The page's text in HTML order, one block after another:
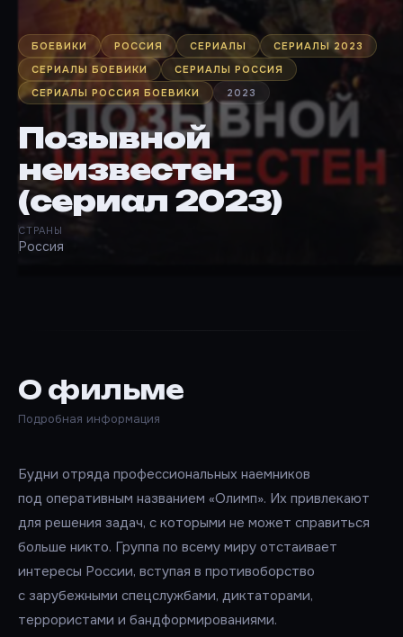
БОЕВИКИ РОССИЯ СЕРИАЛЫ
СЕРИАЛЫ 2023
СЕРИАЛЫ БОЕВИКИ
СЕРИАЛЫ РОССИЯ
СЕРИАЛЫ РОССИЯ БОЕВИКИ
2023
Позывной
неизвестен
(сериал 2023)
СТРАНЫ
Россия
О фильме
Подробная информация
Будни отряда профессиональных наемников
под оперативным названием «Олимп». Их привлекают
для решения задач, с которыми не может справиться
больше никто. Группа по всему миру отстаивает
интересы России, вступая в противоборство
с зарубежными спецслужбами, диктаторами,
террористами и бандформированиями.